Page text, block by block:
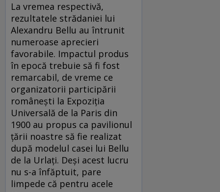
La vremea respectivă,
rezultatele strădaniei lui
Alexandru Bellu au întrunit
numeroase aprecieri
favorabile. Impactul produs
în epocă trebuie să fi fost
remarcabil, de vreme ce
organizatorii participării
româneşti la Expoziţia
Universală de la Paris din
1900 au propus ca pavilionul
ţării noastre să fie realizat
după modelul casei lui Bellu
de la Urlaţi. Deşi acest lucru
nu s-a înfăptuit, pare
limpede că pentru acele